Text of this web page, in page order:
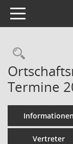
Toggle navigation
Termine
Informationen
Vertreter